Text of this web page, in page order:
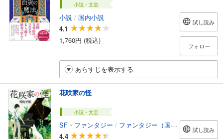
小説・文芸
小説 / 国内小説
4.1
1,760円 (税込)
試し読み
フォロー
あらすじを表示する
花咲家の怪
小説・文芸
SF・ファンタジー / ファンタジー（国内）
4.4
試し読み